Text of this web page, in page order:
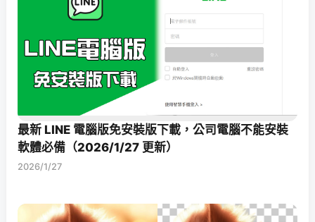
最新 LINE 電腦版免安裝版下載，公司電腦不能安裝
軟體必備（2026/1/27 更新）
2026/1/27